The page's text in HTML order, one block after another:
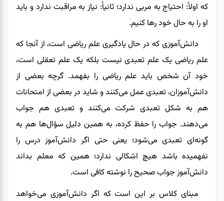
که اولاً: احتیاج به مربی ندارد؛ ثانیاً: نیاز به مراقبت ندارد و باید
او را به حال خود رها کنیم.
دانش‌آموزی که در حال یادگیری علم ریاضی است، از آنجا که
علم ریاضی یک علم تعبدی نیست بلکه یک علم تعقلی است،
خود آن شخص باید علم ریاضی را بفهمد. گرچه بعضی از
دانش‌آموزان، تعبدی عمل می‌کنند و شاید در بعضی از امتحانات
هم به شکل تعبدی شرکت می‌کنند و تعبدی هم جواب
می‌دهند. جواب را حفظ کرده، به همین دلیل سؤال‌ها هم به
گونه‌ای تعبدی می‌شود؛ یعنی حتی اگر دانش‌آموز درس را
نفهمیده باشد هیچ اشکالی ندارد؛ همین که معلم بداند
دانش‌آموز جواب صحیح را نوشته کافی است.
مبنای کلاس بر این است که اگر دانش‌آموزی می‌خواهد